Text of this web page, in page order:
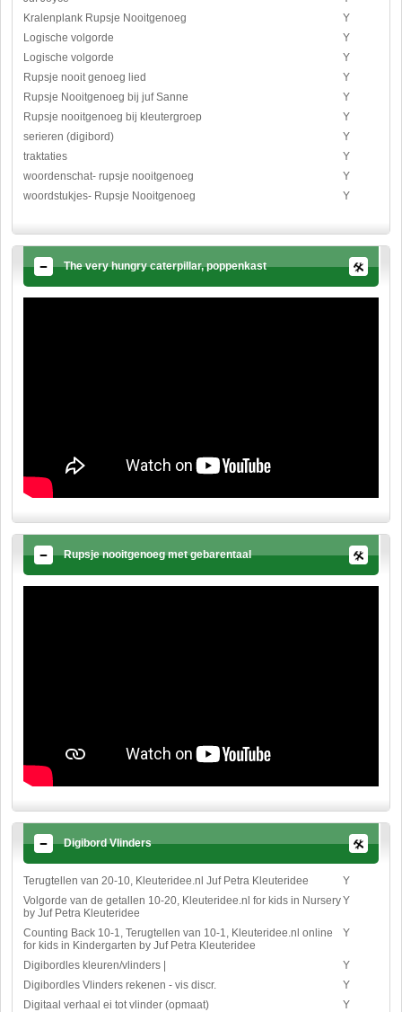
Kralenplank Rupsje Nooitgenoeg
Y
Logische volgorde
Y
Logische volgorde
Y
Rupsje nooit genoeg lied
Y
Rupsje Nooitgenoeg bij juf Sanne
Y
Rupsje nooitgenoeg bij kleutergroep
Y
serieren (digibord)
Y
traktaties
Y
woordenschat- rupsje nooitgenoeg
Y
woordstukjes- Rupsje Nooitgenoeg
Y
The very hungry caterpillar, poppenkast
Rupsje nooitgenoeg met gebarentaal
Digibord Vlinders
Terugtellen van 20-10, Kleuteridee.nl Juf Petra Kleuteridee
Y
Volgorde van de getallen 10-20, Kleuteridee.nl for kids in Nursery
by Juf Petra Kleuteridee
Y
Counting Back 10-1, Terugtellen van 10-1, Kleuteridee.nl online
for kids in Kindergarten by Juf Petra Kleuteridee
Y
Digibordles kleuren/vlinders |
Y
Digibordles Vlinders rekenen - vis discr.
Y
Digitaal verhaal ei tot vlinder (opmaat)
Y